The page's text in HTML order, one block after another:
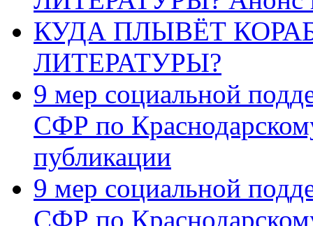
КУДА ПЛЫВЁТ
ЛИТЕРАТУРЫ?
9 мер социальной
СФР по
публикации
9 мер социальной
СФР по